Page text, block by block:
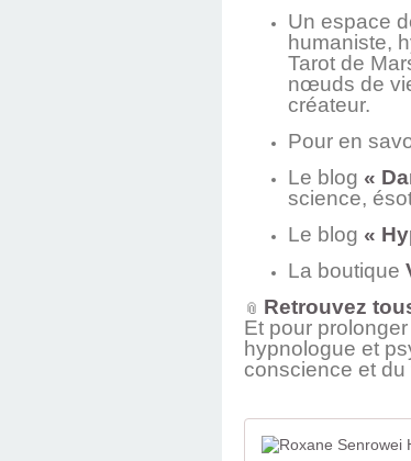
Un espace
humaniste,
Tarot de
nœuds de
créateur.
Pour en
Le blog «
science,
Le blog «
La boutique
📎 Retrouvez
Et pour
hypnologue et
conscience et du